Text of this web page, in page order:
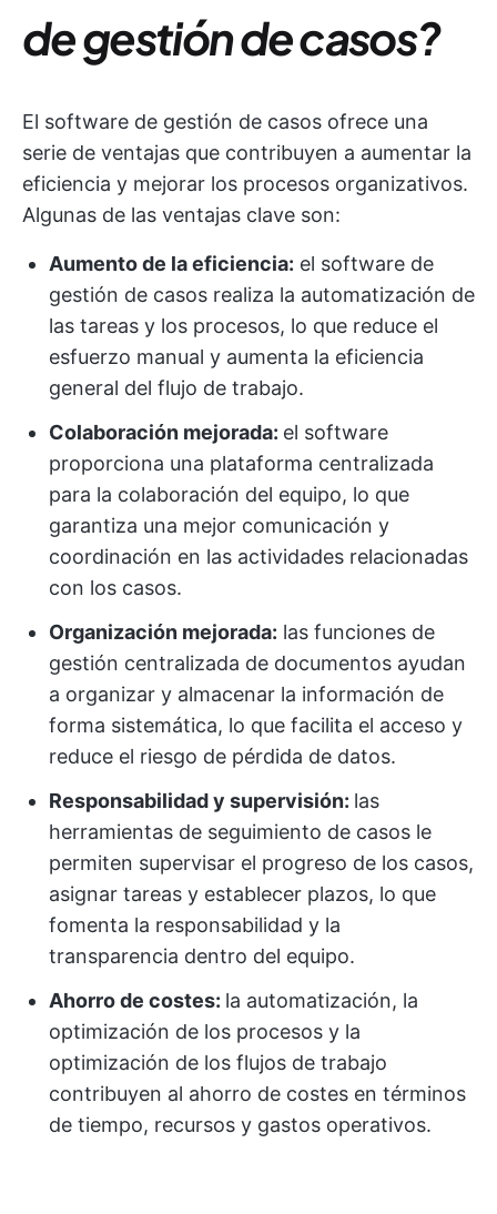
de gestión de casos?
El software de gestión de casos ofrece una
serie de ventajas que contribuyen a aumentar la
eficiencia y mejorar los procesos organizativos.
Algunas de las ventajas clave son:
Aumento de la eficiencia: el software de
gestión de casos realiza la automatización de
las tareas y los procesos, lo que reduce el
esfuerzo manual y aumenta la eficiencia
general del flujo de trabajo.
Colaboración mejorada: el software
proporciona una plataforma centralizada
para la colaboración del equipo, lo que
garantiza una mejor comunicación y
coordinación en las actividades relacionadas
con los casos.
Organización mejorada: las funciones de
gestión centralizada de documentos ayudan
a organizar y almacenar la información de
forma sistemática, lo que facilita el acceso y
reduce el riesgo de pérdida de datos.
Responsabilidad y supervisión: las
herramientas de seguimiento de casos le
permiten supervisar el progreso de los casos,
asignar tareas y establecer plazos, lo que
fomenta la responsabilidad y la
transparencia dentro del equipo.
Ahorro de costes: la automatización, la
optimización de los procesos y la
optimización de los flujos de trabajo
contribuyen al ahorro de costes en términos
de tiempo, recursos y gastos operativos.